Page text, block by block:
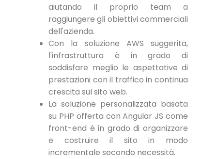
aiutando il proprio team a
raggiungere gli obiettivi commerciali
dell'azienda.
Con la soluzione AWS suggerita,
l'infrastruttura è in grado di
soddisfare meglio le aspettative di
prestazioni con il traffico in continua
crescita sul sito web.
La soluzione personalizzata basata
su PHP offerta con Angular JS come
front-end è in grado di organizzare
e costruire il sito in modo
incrementale secondo necessità.